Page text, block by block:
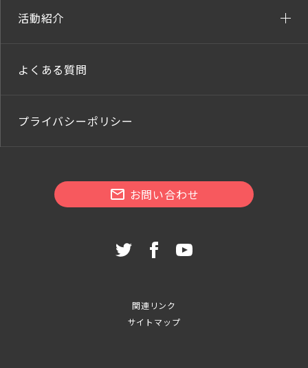
活動紹介
よくある質問
プライバシーポリシー
お問い合わせ
関連リンク
サイトマップ